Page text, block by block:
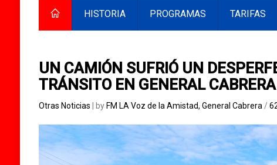
HISTORIA PROGRAMAS TARIFAS
UN CAMIÓN SUFRIÓ UN
TRÁNSITO EN GENERAL CABRERA
Otras Noticias | by FM LA Voz de la Amistad, General Cabrera /